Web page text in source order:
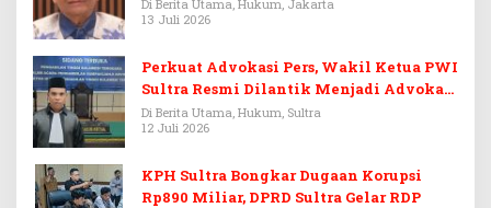
Di Berita Utama, Hukum, Jakarta
13 Juli 2026
Perkuat Advokasi Pers, Wakil Ketua PWI
Sultra Resmi Dilantik Menjadi Advokat
PERADI
Di Berita Utama, Hukum, Sultra
12 Juli 2026
KPH Sultra Bongkar Dugaan Korupsi
Rp890 Miliar, DPRD Sultra Gelar RDP